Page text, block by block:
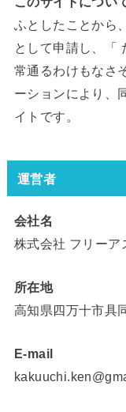
ふとしたことから
として申請し、「
常通るわけもなさ
ーションにより、
イトです。
運営者
会社名
株式会社 フリーア
所在地
高知県四万十市具
E-mail